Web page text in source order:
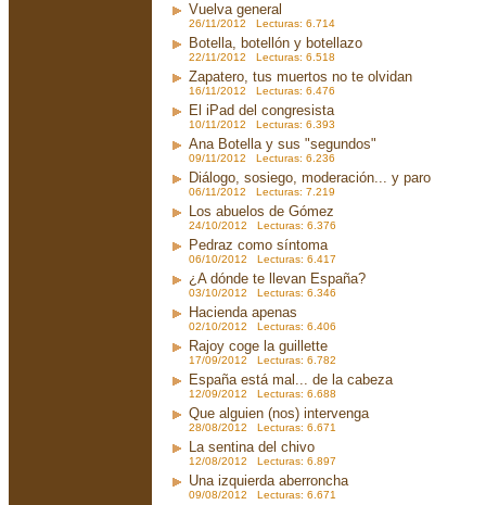
Vuelva general
26/11/2012 Lecturas: 6.714
Botella, botellón y botellazo
22/11/2012 Lecturas: 6.518
Zapatero, tus muertos no te olvidan
16/11/2012 Lecturas: 6.476
El iPad del congresista
10/11/2012 Lecturas: 6.393
Ana Botella y sus "segundos"
09/11/2012 Lecturas: 6.236
Diálogo, sosiego, moderación... y paro
06/11/2012 Lecturas: 7.219
Los abuelos de Gómez
24/10/2012 Lecturas: 6.376
Pedraz como síntoma
06/10/2012 Lecturas: 6.417
¿A dónde te llevan España?
03/10/2012 Lecturas: 6.346
Hacienda apenas
02/10/2012 Lecturas: 6.406
Rajoy coge la guillette
17/09/2012 Lecturas: 6.782
España está mal... de la cabeza
12/09/2012 Lecturas: 6.688
Que alguien (nos) intervenga
28/08/2012 Lecturas: 6.671
La sentina del chivo
12/08/2012 Lecturas: 6.897
Una izquierda aberroncha
09/08/2012 Lecturas: 6.671